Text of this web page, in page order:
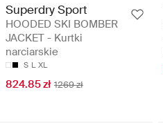
Superdry Sport
HOODED SKI BOMBER
JACKET - Kurtki
narciarskie
S L XL
824.85 zł 1269 zł